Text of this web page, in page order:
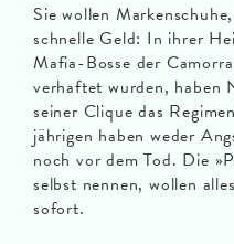
Sie wollen
schnelle Geld: In ihrer
Mafia-Bosse der
verhaftet wurden, haben
seiner Clique das
jährigen haben weder
noch vor dem Tod. Die
selbst nennen, wollen
sofort.